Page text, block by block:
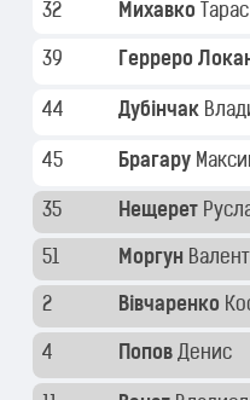
32 Михавко Тарас
39 Герреро
44 Дубінчак
45 Брагару
35 Нещерет
51 Моргун
2 Вівчаренко
4 Попов Денис